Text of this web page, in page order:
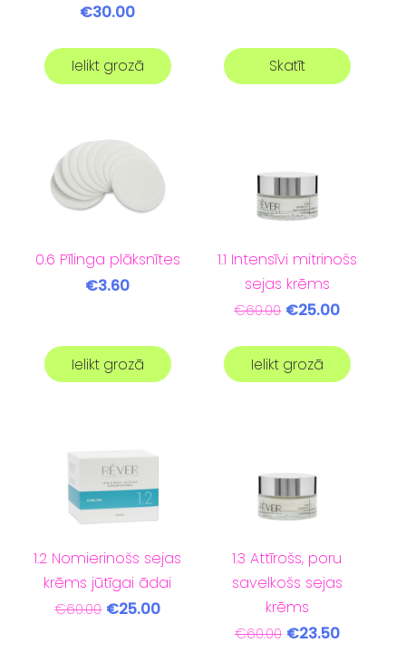
€30.00
Ielikt grozā Skatīt
0.6 Pīlinga plāksnītes
€3.60
Ielikt grozā
1.1 Intensīvi mitrinošs
sejas krēms
€60.00 €25.00
Ielikt grozā
1.2 Nomierinošs sejas
krēms jūtīgai ādai
€60.00 €25.00
1.3 Attīrošs, poru
savelkošs sejas
krēms
€60.00 €23.50